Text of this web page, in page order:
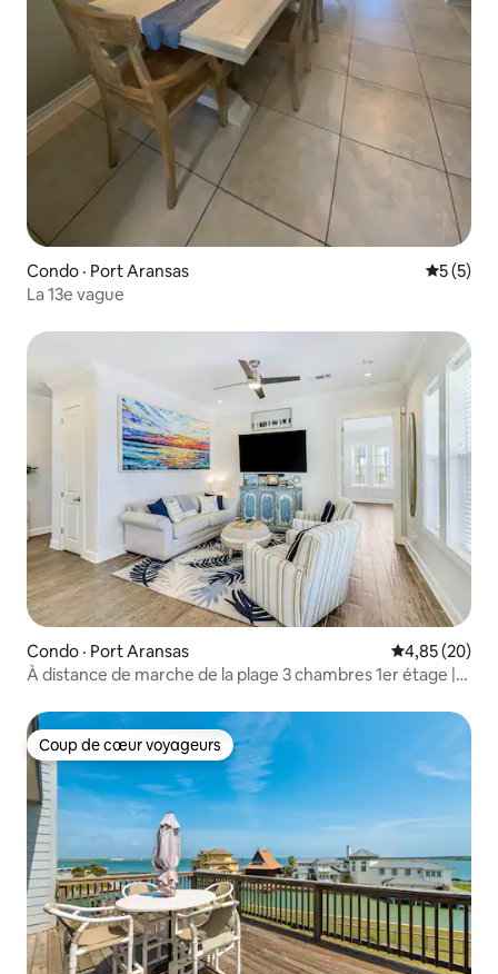
Condo · Port Aransas Note
5 (5)
La 13e vague
Condo · Port Aransas Note
4,85 (20)
À distance de marche de la plage 3 chambres 1er étage |
Coup de cœur voyageurs
Coup de cœur voyageurs